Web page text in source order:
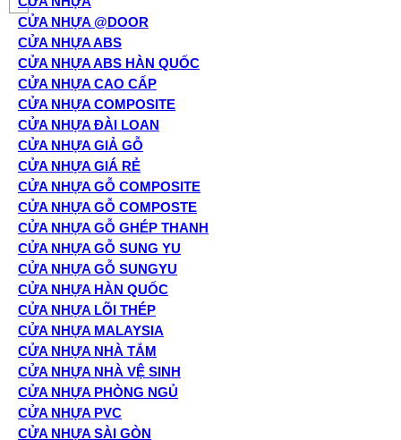
CỬA NHỰA @DOOR
CỬA NHỰA ABS
CỬA NHỰA ABS HÀN QUỐC
CỬA NHỰA CAO CẤP
CỬA NHỰA COMPOSITE
CỬA NHỰA ĐÀI LOAN
CỬA NHỰA GIẢ GỖ
CỬA NHỰA GIÁ RẺ
CỬA NHỰA GỖ COMPOSITE
CỬA NHỰA GỖ COMPOSTE
CỬA NHỰA GỖ GHÉP THANH
CỬA NHỰA GỖ SUNG YU
CỬA NHỰA GỖ SUNGYU
CỬA NHỰA HÀN QUỐC
CỬA NHỰA LÕI THÉP
CỬA NHỰA MALAYSIA
CỬA NHỰA NHÀ TẮM
CỬA NHỰA NHÀ VỆ SINH
CỬA NHỰA PHÒNG NGỦ
CỬA NHỰA PVC
CỬA NHỰA SÀI GÒN